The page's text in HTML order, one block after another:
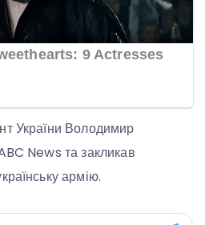
України Володимир
News та закликав
армію.